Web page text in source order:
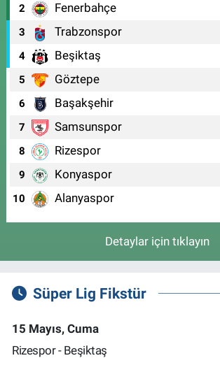
2 Fenerbahçe
3 Trabzonspor
4 Beşiktaş
5 Göztepe
6 Başakşehir
7 Samsunspor
8 Rizespor
9 Konyaspor
10 Alanyaspor
Detaylar için tıklayın
Süper Lig Fikstür
15 Mayıs, Cuma
Rizespor - Beşiktaş